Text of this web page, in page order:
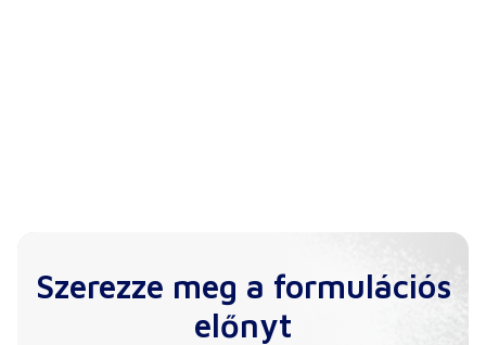
Szerezze meg a formulációs
előnyt